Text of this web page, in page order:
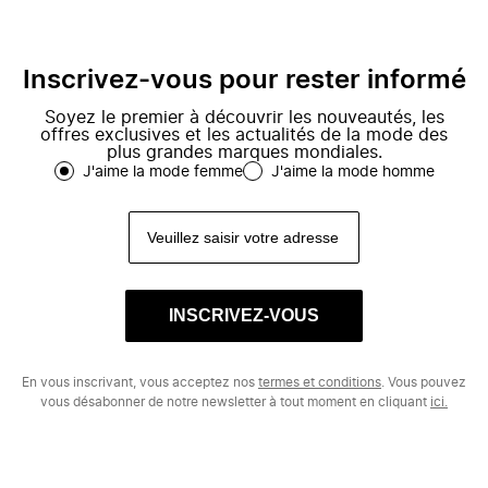
Inscrivez-vous pour rester informé
Soyez le premier à découvrir les nouveautés, les
offres exclusives et les actualités de la mode des
plus grandes marques mondiales.
J'aime la mode femme J'aime la mode homme
INSCRIVEZ-VOUS
En vous inscrivant, vous acceptez nos termes et conditions . Vous pouvez
vous désabonner de notre newsletter à tout moment en cliquant ici.